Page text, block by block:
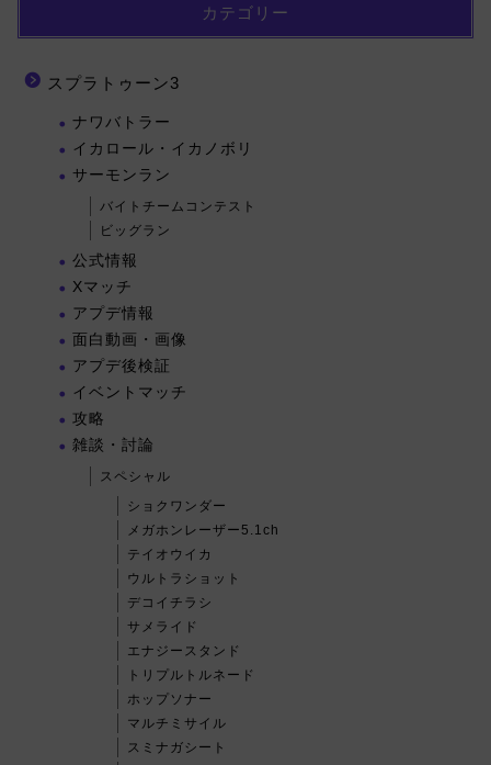
カテゴリー
スプラトゥーン3
ナワバトラー
イカロール・イカノボリ
サーモンラン
バイトチームコンテスト
ビッグラン
公式情報
Xマッチ
アプデ情報
面白動画・画像
アプデ後検証
イベントマッチ
攻略
雑談・討論
スペシャル
ショクワンダー
メガホンレーザー5.1ch
テイオウイカ
ウルトラショット
デコイチラシ
サメライド
エナジースタンド
トリプルトルネード
ホップソナー
マルチミサイル
スミナガシート